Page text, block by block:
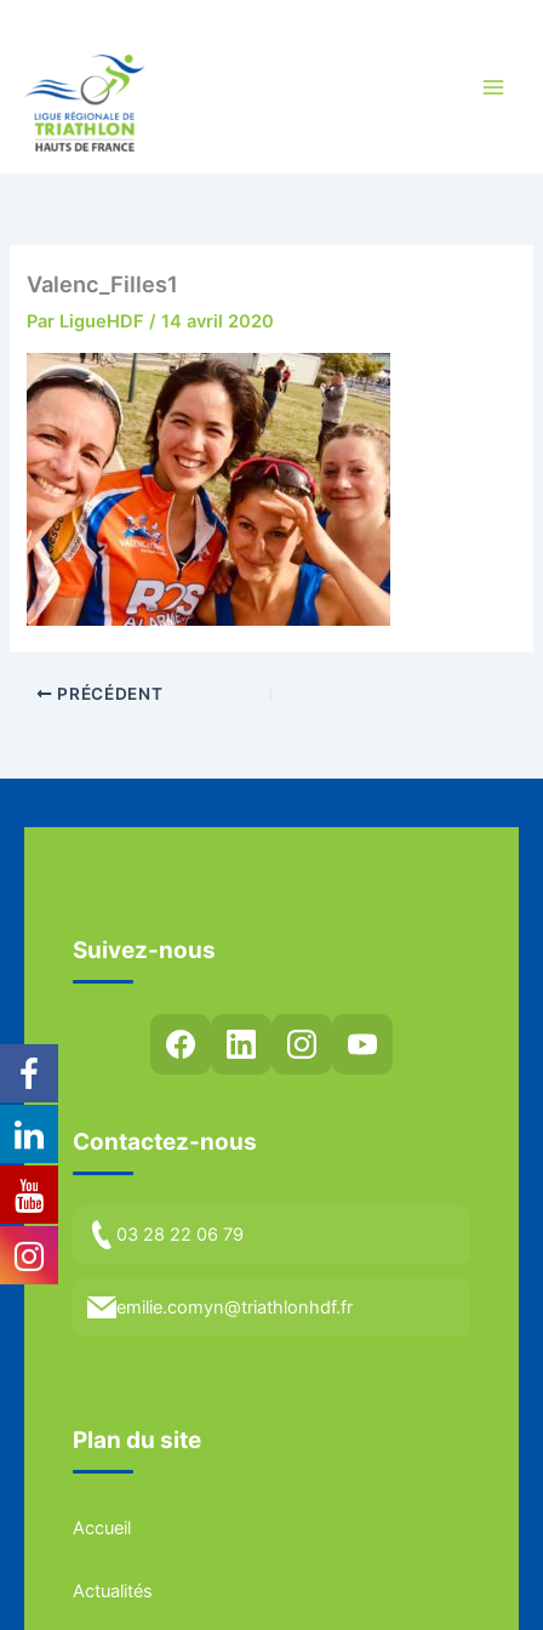
Valenc_Filles1
Par LigueHDF/14 avril 2020
PRÉCÉDENT
Suivez-nous
Contactez-nous
03 28 22 06 79
emilie.comyn@triathlonhdf.fr
Plan du site
Accueil
Actualités